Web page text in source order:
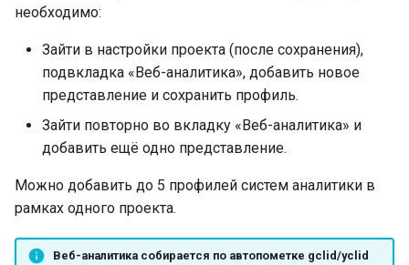
необходимо:
Зайти в настройки проекта (после сохранения),
подвкладка «Веб-аналитика», добавить новое
представление и сохранить профиль.
Зайти повторно во вкладку «Веб-аналитика» и
добавить ещё одно представление.
Можно добавить до 5 профилей систем аналитики в
рамках одного проекта.
Веб-аналитика собирается по автопометке gclid/yclid